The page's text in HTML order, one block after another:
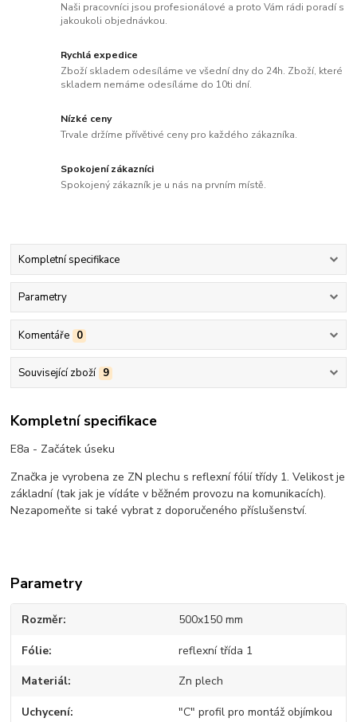
Naši pracovníci jsou profesionálové a proto Vám rádi poradí s
jakoukoli objednávkou.
Rychlá expedice
Zboží skladem odesíláme ve všední dny do 24h. Zboží, které
skladem nemáme odesíláme do 10ti dní.
Nízké ceny
Trvale držíme přívětivé ceny pro každého zákazníka.
Spokojení zákazníci
Spokojený zákazník je u nás na prvním místě.
Kompletní specifikace
Parametry
Komentáře 0
Související zboží 9
Kompletní specifikace
E8a - Začátek úseku
Značka je vyrobena ze ZN plechu s reflexní fólií třídy 1. Velikost je
základní (tak jak je vídáte v běžném provozu na komunikacích).
Nezapomeňte si také vybrat z doporučeného příslušenství.
Parametry
Rozměr 500x150 mm
Fólie reflexní třída 1
Materiál Zn plech
Uchycení
"C" profil pro montáž objímkou